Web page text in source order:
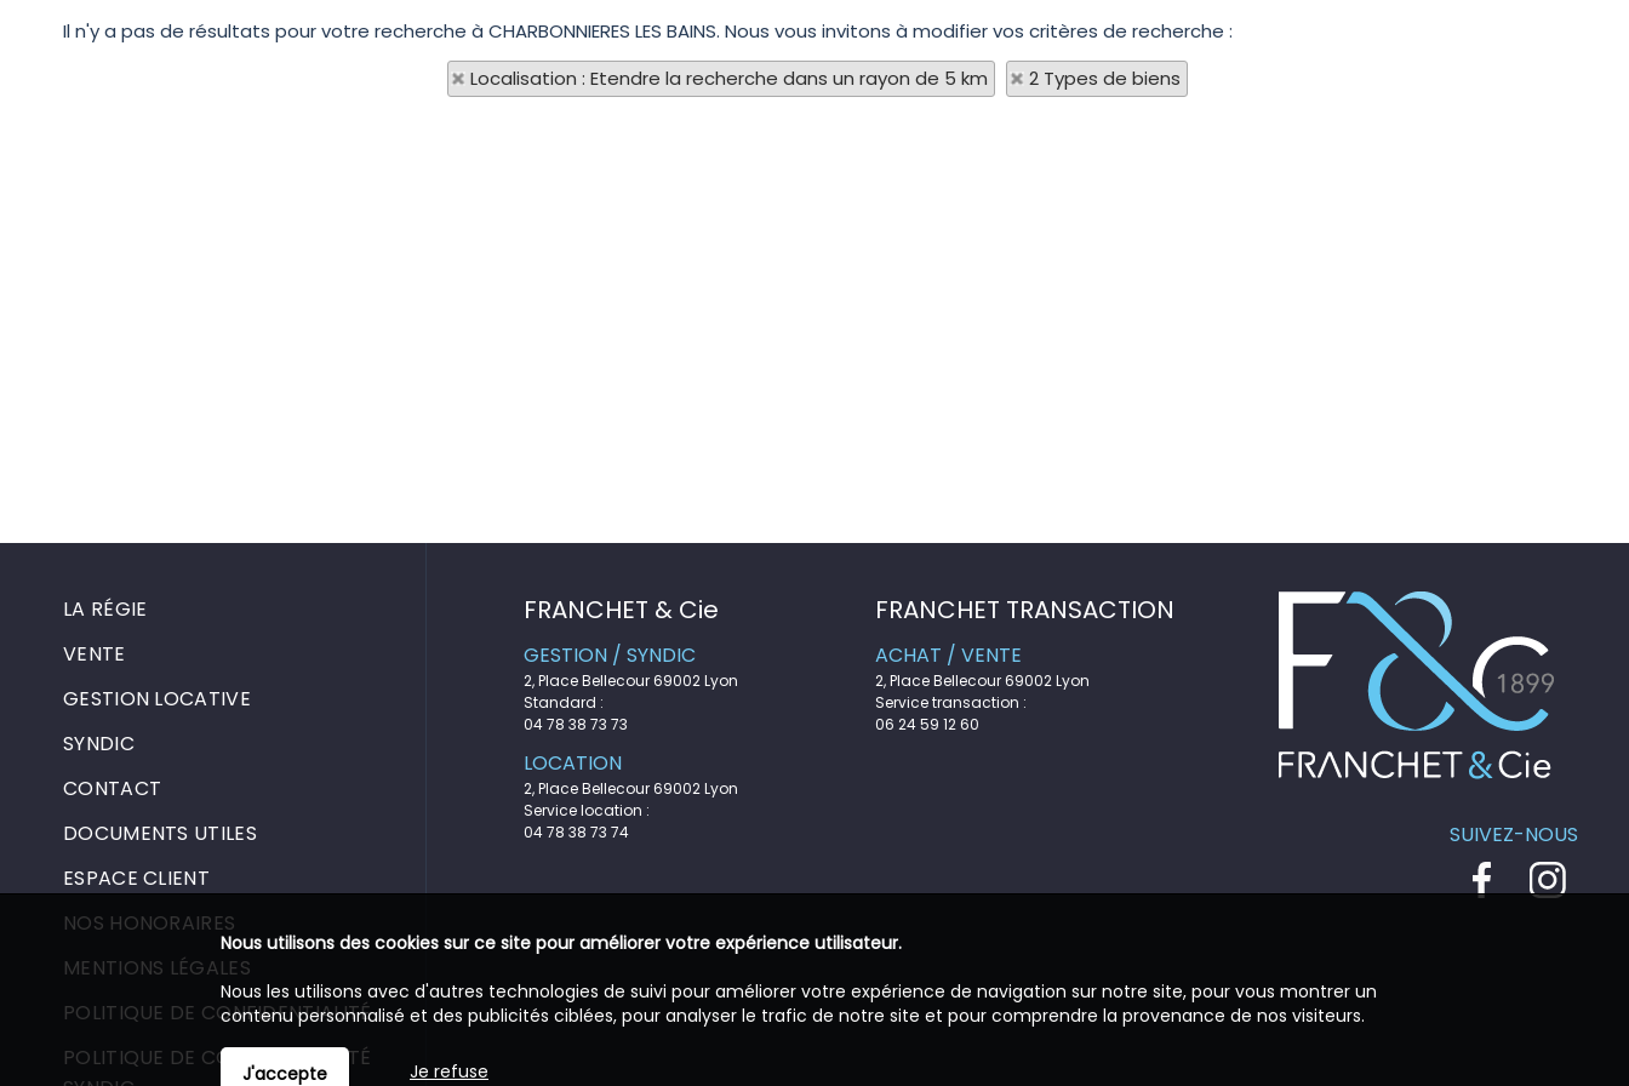
Il n'y a pas de résultats pour votre recherche à CHARBONNIERES LES BAINS. Nous vous invitons à modifier vos critères de recherche :
Localisation : Etendre la recherche dans un rayon de 5 km
2 Types de biens
LA RÉGIE
VENTE
GESTION LOCATIVE
SYNDIC
CONTACT
DOCUMENTS UTILES
ESPACE CLIENT
NOS HONORAIRES
MENTIONS LÉGALES
POLITIQUE DE CONFIDENTIALITÉ
POLITIQUE DE CONFIDENTIALITÉ
FRANCHET & Cie
GESTION / SYNDIC
2, Place Bellecour 69002 Lyon
Standard :
04 78 38 73 73
LOCATION
2, Place Bellecour 69002 Lyon
Service location :
04 78 38 73 74
FRANCHET TRANSACTION
ACHAT / VENTE
2, Place Bellecour 69002 Lyon
Service transaction :
06 24 59 12 60
SUIVEZ-NOUS
Nous utilisons des cookies sur ce site pour améliorer votre expérience utilisateur.
Nous les utilisons avec d'autres technologies de suivi pour améliorer votre expérience de navigation sur notre site, pour vous montrer un
contenu personnalisé et des publicités ciblées, pour analyser le trafic de notre site et pour comprendre la provenance de nos visiteurs.
J'accepte Je refuse